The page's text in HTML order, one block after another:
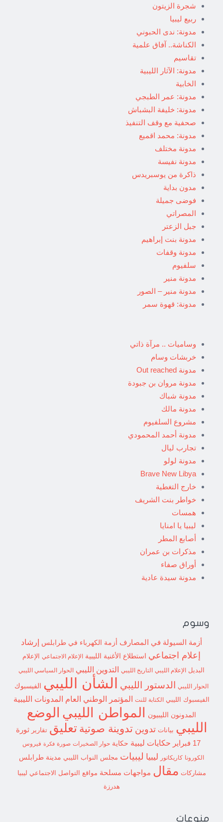
شجرة الزيتون
ربيع ليبيا
مدونة: ندى الحبوني
الكناشة.. آفاق علمية
تقاسيم
مدونة: الآثار الليبية
الخابية
مدونة: عمر الطبجي
مدونة: خليفة البشباش
صحفية مع وقف التنفيذ
مدونة: محمد اقميع
مدونة مختلف
مدونة نفيسة
ذاكرة من يوسبريدس
مدون بداية
فوضى جميلة
المصراتي
جبل الزعتر
مدونة بنت إبراهيم
مدونة وقفات
سلفيوم
مدونة منير
مدونة منير – الصور
مدونة: قهوة سمر
وساميات .. مرآة ذاتي
خربشات وسام
مدونة Out reached
مدونة مروان بن جبودة
مدونة شباك
مدونة مالك
مشروع السلفيوم
مدونة أحمد المحمودي
تجارب ليال
مدونة لولو
Brave New Libya
خارج التغطية
خواطر بنت الشريف
همسات
ليبيا يا امنايا
أصابع المطر
مذكرات بن عمران
أوراق صفاء
مدونة سيدة عادية
وسوم
أزمة السيولة في المصارف أزمة الكهرباء في طرابلس إرشاد
إعلام اجتماعي استطلاع الأغنية الليبية الإعلام الاجتماعي
الإعلام
البديل الإعلام الليبي التاريخ الليبي التدوين الليبي الحوار السياسي الليبي
الحوار الليبي الدستور الليبي الشأن الليبي الفيسبوك
الفيسبوك الليبي الكتابة للنت المؤتمر الوطني العام المدونات الليبية
المدونون الليبيون المواطن الليبي الوضع
الليبي بيانات تدوين تدوينة صوتية تعليق تقارير
ثورة
17 فبراير
حكايات ليبية حكاية حوار الصخيرات صورة فكرة فيروس
الكورونا كاريكاتور ليبيا ليبيات مجلس النواب الليبي مدينة طرابلس
مشاركات مقال مواجهات مسلحة مواقع التواصل الاجتماعي ليبيا
هدرزة
منوعات